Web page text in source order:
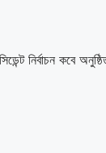
নির্বাচন কবে